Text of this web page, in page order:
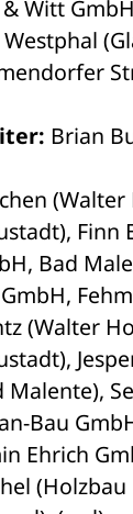
Witt
Brian
Finn
Bad
(Walter
Malente),
Bau
Ehrich